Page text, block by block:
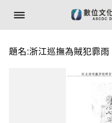
題名:浙江巡撫為賊犯霩